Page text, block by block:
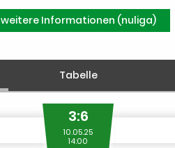
weitere Informationen (nuliga)
Tabelle
3:6
10.05.25
14:00